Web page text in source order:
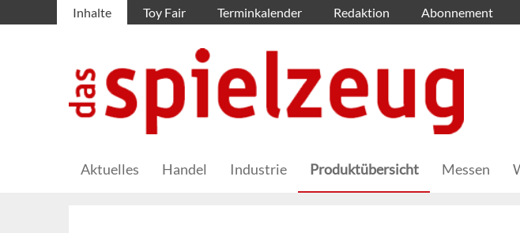
Inhalte Toy Fair Terminkalender Redaktion Abonnement
Aktuelles Handel Industrie Produktübersicht Messen